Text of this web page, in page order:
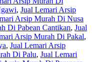
, Jual Lemari Arsip
Arsip Murah Di Nusa
Di Pabean Cantikan, Jual
Arsip Murah Di Pakal,
, Jual Lemari Arsip
Di Palu, Jual Lemari